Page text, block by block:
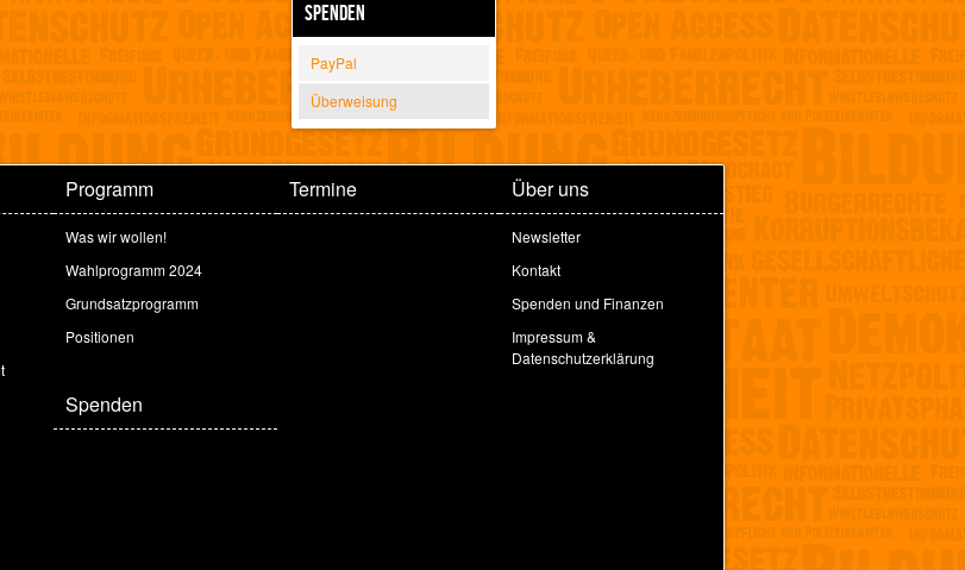
SPENDEN
PayPal
Überweisung
Programm
Was wir wollen!
Wahlprogramm 2024
Grundsatzprogramm
Positionen
Termine Über uns
Newsletter
Kontakt
Spenden und Finanzen
Impressum &
Datenschutzerklärung
Spenden